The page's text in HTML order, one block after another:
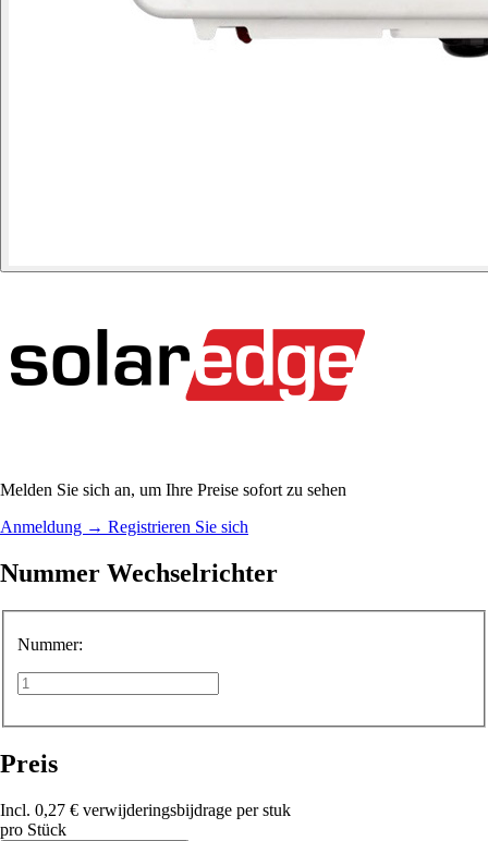
Melden Sie sich an, um Ihre Preise sofort zu sehen
Anmeldung → Registrieren Sie sich
Nummer Wechselrichter
Nummer:
Preis
Incl. 0,27 € verwijderingsbijdrage per stuk
pro Stück